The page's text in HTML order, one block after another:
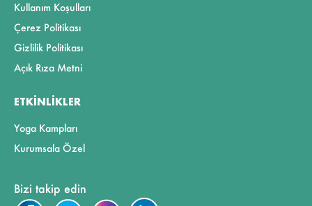
Kullanım Koşulları
Çerez Politikası
Gizlilik Politikası
Açık Rıza Metni
ETKINLIKLER
Yoga Kampları
Kurumsala Özel
Bizi takip edin